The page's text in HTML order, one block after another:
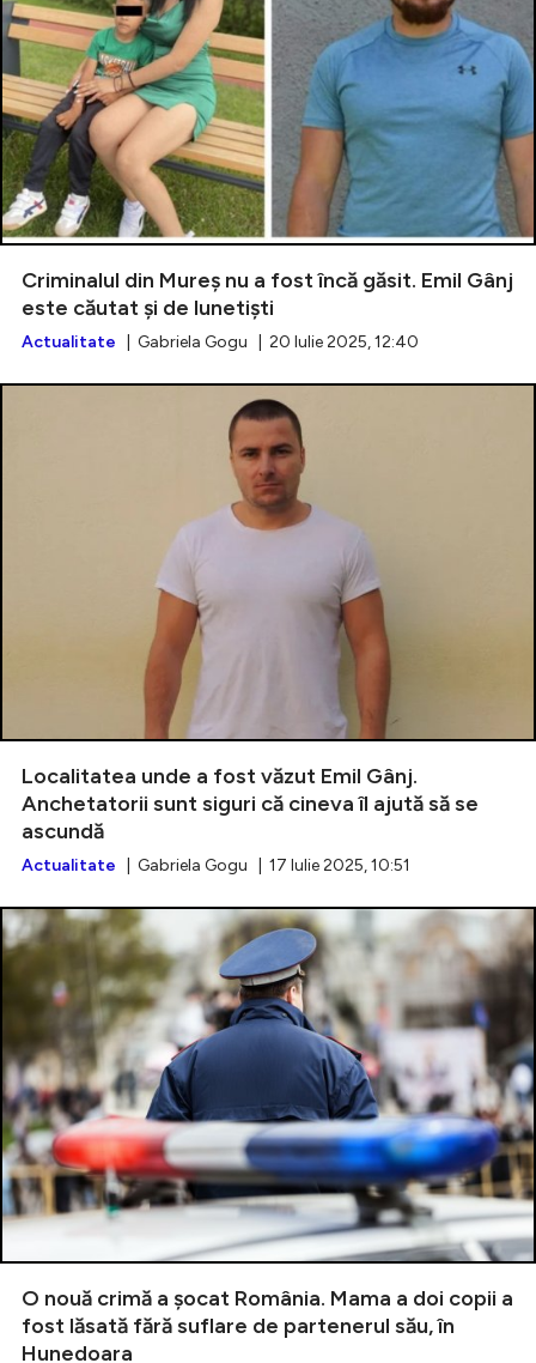
Criminalul din Mureș nu a fost încă găsit. Emil Gânj
este căutat și de lunetiști
Actualitate | Gabriela Gogu | 20 Iulie 2025, 12:40
Localitatea unde a fost văzut Emil Gânj.
Anchetatorii sunt siguri că cineva îl ajută să se
ascundă
Actualitate | Gabriela Gogu | 17 Iulie 2025, 10:51
O nouă crimă a șocat România. Mama a doi copii a
fost lăsată fără suflare de partenerul său, în
Hunedoara